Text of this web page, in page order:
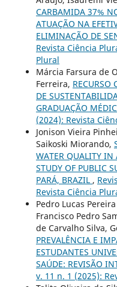
CARBAMIDA 37%
ATUAÇÃO NA
ELIMINAÇÃO DE
Revista Ciência
Plural
Márcia Farsura de
Ferreira, RECURSO
DE
GRADUAÇÃO
(2024): Revista
Jonison Vieira
Saikoski Miorando,
WATER QUALITY
STUDY OF PUBLIC
PARÁ, BRAZIL ,
Revista Ciência
Pedro Lucas
Francisco Pedro
de Carvalho Silva,
PREVALÊNCIA E
ESTUDANTES
SAÚDE: REVISÃO
v. 11 n. 1 (2025):